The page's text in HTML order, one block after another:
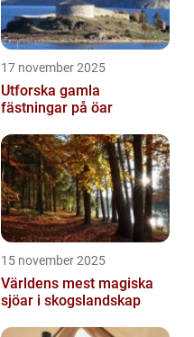
17 november 2025
Utforska gamla
fästningar på öar
15 november 2025
Världens mest magiska
sjöar i skogslandskap